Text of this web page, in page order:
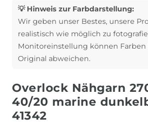
💡 Hinweis zur Farbdarstellung:
Wir geben unser Bestes, unsere
realistisch wie möglich zu
Monitoreinstellung können Farben
Original abweichen.
Overlock Nähgarn
40/20 marine
41342